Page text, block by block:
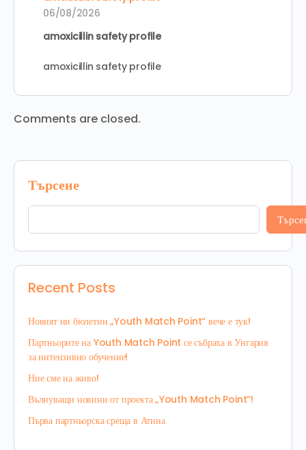
06/08/2026
amoxicillin safety profile
amoxicillin safety profile
Comments are closed.
Търсене
Recent Posts
Новият ни бюлетин „Youth Match Point“ вече е тук!
Партньорите на Youth Match Point се събраха в Унгария
за интензивно обучение!
Ние сме на живо!
Вълнуващи новини от проекта „Youth Match Point“!
Първа партньорска среща в Атина